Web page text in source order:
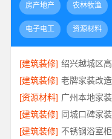
房产地产 农林牧渔
电子电工 资源材料
[建筑装修] 绍兴越城区
[建筑装修]
[资源材料] 广州本地家
[建筑装修]
[建筑装修]